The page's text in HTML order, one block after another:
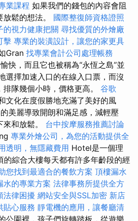
業課程 如果我們的錢包的內容會阻
鬆的想法。 國際整復師資格證照
的視力健康把關 尋找優質的外燴廠
擊 專業的裝潢設計，讓您的家更具
Gran 找專業會計公司處理帳務
快，而且它也被稱為“永恆之島”並
選擇加速入口的在線入口票，而沒
隊幾個小時，價格更高。 谷歌
文化在度假勝地充滿了美好的風
美麗導致開朗和滿足感，減輕壓
和放鬆。 台中按摩服務推薦討論
專業外燴公司，為您的活動提供全
透明，無隱藏費用 Hotel是一個理
的綜合大樓每天都有許多年齡段的經
您找到最適合的餐飲方案 頂樓漏水
水的專業方案 法律事務所提供全方
法律困擾 網站安全與SSL加密 新店
貼心服務 靜電機的應用，讓餐廳清
公園裡，孩子們旋轉踏板，從遊樂